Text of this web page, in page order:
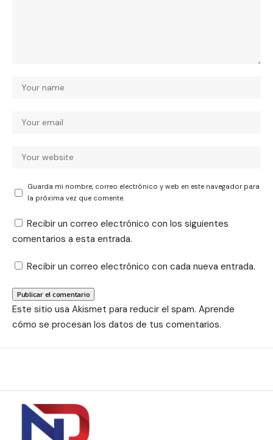
Guarda mi nombre, correo electrónico y web en este navegador para
la próxima vez que comente.
Recibir un correo electrónico con los siguientes
comentarios a esta entrada.
Recibir un correo electrónico con cada nueva entrada.
Este sitio usa Akismet para reducir el spam. Aprende
cómo se procesan los datos de tus comentarios.